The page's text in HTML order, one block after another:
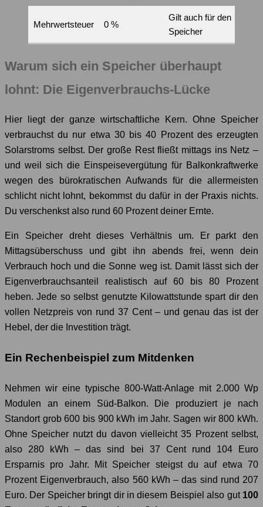
Mehrwertsteuer 0 %
Gilt auch für den
Speicher
Warum sich ein Speicher überhaupt
lohnt: Die Eigenverbrauchs-Lücke
Hier liegt der ganze wirtschaftliche Kern. Ohne Speicher
verbrauchst du nur etwa 30 bis 40 Prozent des erzeugten
Solarstroms selbst. Der große Rest fließt mittags ins Netz –
und weil sich die Einspeisevergütung für Balkonkraftwerke
wegen des bürokratischen Aufwands für die allermeisten
schlicht nicht lohnt, bekommst du dafür in der Praxis nichts.
Du verschenkst also rund 60 Prozent deiner Ernte.
Ein Speicher dreht dieses Verhältnis um. Er parkt den
Mittagsüberschuss und gibt ihn abends frei, wenn dein
Verbrauch hoch und die Sonne weg ist. Damit lässt sich der
Eigenverbrauchsanteil realistisch auf 60 bis 80 Prozent
heben. Jede so selbst genutzte Kilowattstunde spart dir den
vollen Netzpreis von rund 37 Cent – und genau das ist der
Hebel, der die Investition trägt.
Ein Rechenbeispiel zum Mitdenken
Nehmen wir eine typische 800-Watt-Anlage mit 2.000 Wp
Modulen an einem Süd-Balkon. Die produziert je nach
Standort grob 600 bis 900 kWh im Jahr. Sagen wir 800 kWh.
Ohne Speicher nutzt du davon vielleicht 35 Prozent selbst,
also 280 kWh – das sind bei 37 Cent rund 104 Euro
Ersparnis pro Jahr. Mit Speicher steigst du auf etwa 70
Prozent Eigenverbrauch, also 560 kWh – das sind rund 207
Euro. Der Speicher bringt dir in diesem Beispiel also gut 100